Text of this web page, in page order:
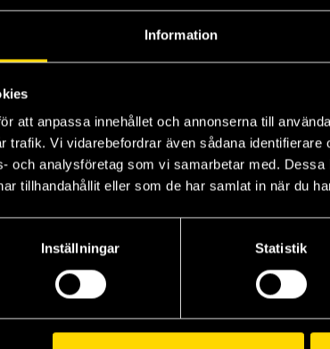
Information
att anpassa innehållet och annonserna till
trafik. Vi vidarebefordrar även sådana identifierare
och analysföretag som vi samarbetar med.
tillhandahållit eller som de har samlat in när du
Inställningar Statistik
Bungo Stray Dogs: Wan! Vol 4
179 kr
Läs mer
Bungo
Läs mer